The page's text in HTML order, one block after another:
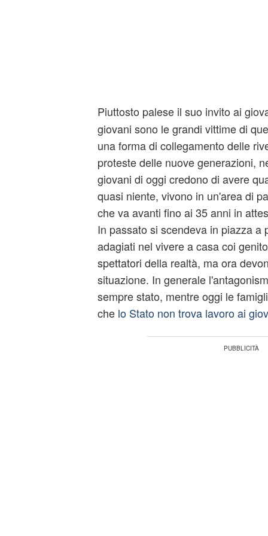
Piuttosto palese il suo invito ai
giovani sono le grandi vittime di
una forma di collegamento delle
proteste delle nuove generazioni,
giovani di oggi credono di avere
quasi niente, vivono in un'area di
che va avanti fino ai 35 anni in
In passato si scendeva in piazza a
adagiati nel vivere a casa coi
spettatori della realtà, ma ora
situazione. In generale
sempre stato, mentre oggi le
che lo Stato non trova lavoro ai